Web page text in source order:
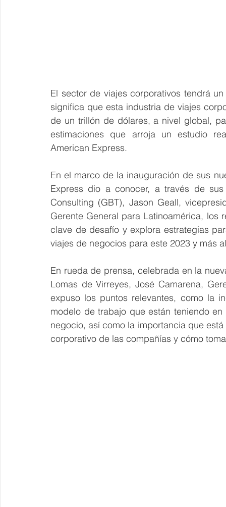
El sector de viajes corporativos tendrá
significa que esta industria de viajes
de un trillón de dólares, a nivel global,
estimaciones que arroja un estudio
American Express.
En el marco de la inauguración de sus
Express dio a conocer, a través de
Consulting (GBT), Jason Geall,
Gerente General para Latinoamérica, los
clave de desafío y explora estrategias
viajes de negocios para este 2023 y más
En rueda de prensa, celebrada en la
Lomas de Virreyes, José Camarena,
expuso los puntos relevantes, como la
modelo de trabajo que están teniendo
negocio, así como la importancia que
corporativo de las compañías y cómo